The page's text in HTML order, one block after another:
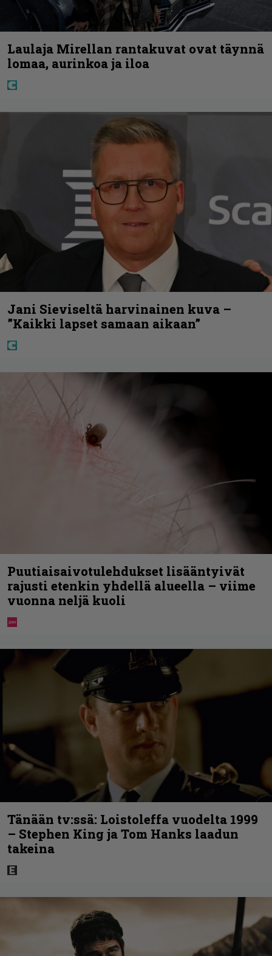
Laulaja Mirellan rantakuvat ovat täynnä
lomaa, aurinkoa ja iloa
Jani Sieviseltä harvinainen kuva –
”Kaikki lapset samaan aikaan”
Puutiaisaivotulehdukset lisääntyivät
rajusti etenkin yhdellä alueella – viime
vuonna neljä kuoli
Tänään tv:ssä: Loistoleffa vuodelta 1999
– Stephen King ja Tom Hanks laadun
takeina